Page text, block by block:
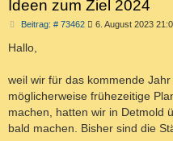
Ideen zum Ziel 2024
Beitrag: # 73462B
a
g
6. August 2023
Hallo,
weil wir für das kommende
möglicherweise frühezeitige
machen, hatten wir in Detmold
bald machen. Bisher sind die